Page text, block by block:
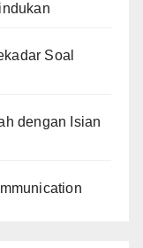
Soal
dengan Isian